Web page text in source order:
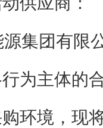
集团有限
为主体的
环境，现